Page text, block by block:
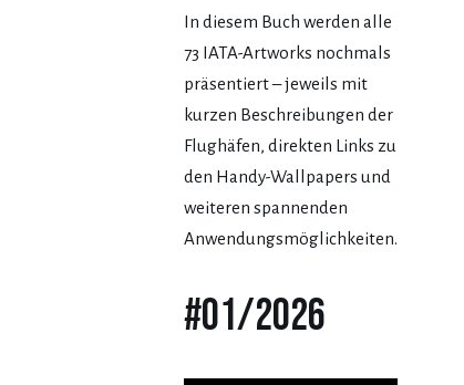
In diesem Buch werden alle
73 IATA-Artworks nochmals
präsentiert – jeweils mit
kurzen Beschreibungen der
Flughäfen, direkten Links zu
den Handy-Wallpapers und
weiteren spannenden
Anwendungsmöglichkeiten.
#01/2026